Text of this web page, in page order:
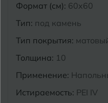
Формат (см): 60x60
Тип: под камень
Тип покрытия:
Толщина: 10
Применение:
Истираемость: PEI IV